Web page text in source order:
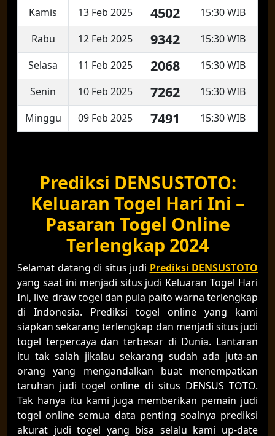
Kamis
13 Feb 2025 4502
15:30 WIB
Rabu
12 Feb 2025 9342
15:30 WIB
Selasa
11 Feb 2025 2068
15:30 WIB
Senin
10 Feb 2025 7262
15:30 WIB
Minggu
09 Feb 2025 7491 15:30 WIB
Prediksi DENSUSTOTO:
Keluaran Togel Hari Ini –
Pasaran Togel Online
Terlengkap 2024
Selamat datang di situs judi Prediksi DENSUSTOTO
yang saat ini menjadi situs judi Keluaran Togel Hari
Ini, live draw togel dan pula paito warna terlengkap
di Indonesia. Prediksi togel online yang kami
siapkan sekarang terlengkap dan menjadi situs judi
togel terpercaya dan terbesar di Dunia. Lantaran
itu tak salah jikalau sekarang sudah ada juta-an
orang yang mengandalkan buat menempatkan
taruhan judi togel online di situs DENSUS TOTO.
Tak hanya itu kami juga memberikan pemain judi
togel online semua data penting soalnya prediksi
akurat judi togel yang bisa selalu kami up-date